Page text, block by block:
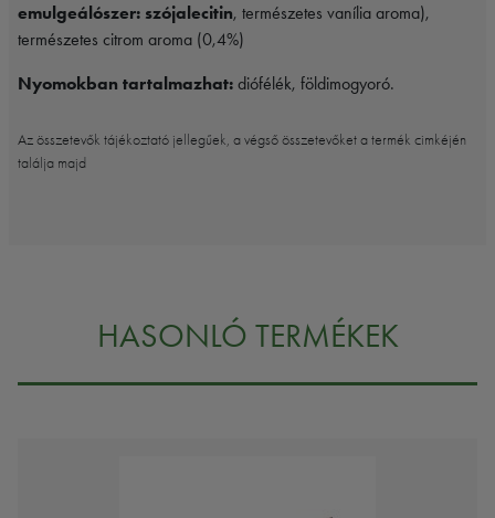
emulgeálószer: szójalecitin, természetes vanília aroma),
természetes citrom aroma (0,4%)
Nyomokban tartalmazhat: diófélék, földimogyoró.
Az összetevők tájékoztató jellegűek, a végső összetevőket a termék cimkéjén
találja majd
HASONLÓ TERMÉKEK